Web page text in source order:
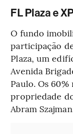
FL Plaza e
O fundo
participação
Plaza, um
Avenida
Paulo. Os
propriedade
Abram